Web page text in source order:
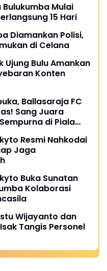
Mulai
15 Hari
Diamankan Polisi,
di Celana
Ujung Bulu Amankan
Konten
Ballasaraja FC
Sang Juara
di Piala
Resmi Nahkodai
Jaga
Buka Sunatan
Kolaborasi
Wijayanto dan
Tangis Personel